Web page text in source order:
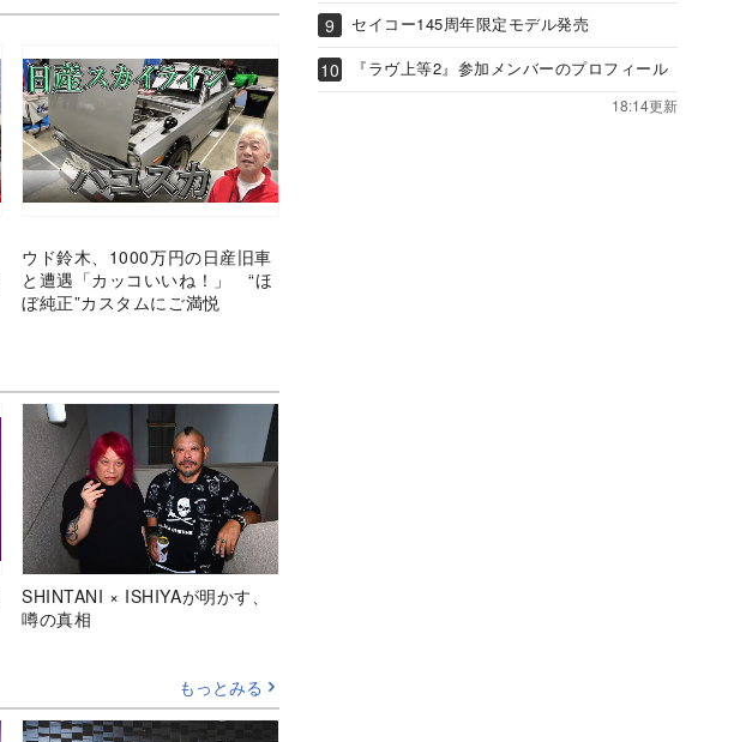
ウド鈴木、1000万円の日産旧車
と遭遇「カッコいいね！」 “ほ
ぼ純正”カスタムにご満悦
SHINTANI × ISHIYAが明かす、
噂の真相
もっとみる
セイコー145周年限定モデル発売
『ラヴ上等2』参加メンバーのプロフィール
18:14更新